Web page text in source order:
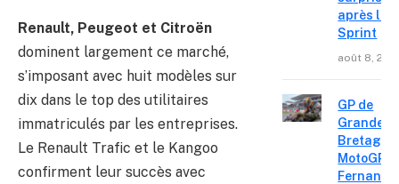
Renault, Peugeot et Citroën
dominent largement ce marché,
s’imposant avec huit modèles sur
dix dans le top des utilitaires
immatriculés par les entreprises.
Le Renault Trafic et le Kangoo
confirment leur succès avec
après le
Sprint
août 8,
GP de
Grande-
Bretagne
MotoGP :